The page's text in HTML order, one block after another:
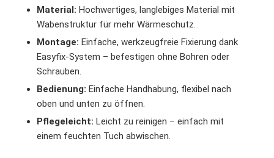
Material: Hochwertiges, langlebiges Material mit
Wabenstruktur für mehr Wärmeschutz.
Montage: Einfache, werkzeugfreie Fixierung dank
Easyfix-System – befestigen ohne Bohren oder
Schrauben.
Bedienung: Einfache Handhabung, flexibel nach
oben und unten zu öffnen.
Pflegeleicht: Leicht zu reinigen – einfach mit
einem feuchten Tuch abwischen.